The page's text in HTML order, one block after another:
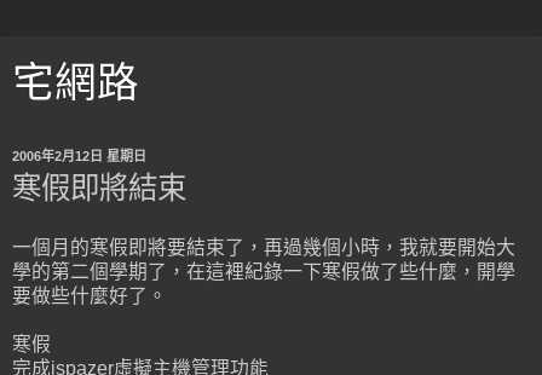
宅網路
2006年2月12日 星期日
寒假即將結束
一個月的寒假即將要結束了，再過幾個小時，我就要開始大
學的第二個學期了，在這裡紀錄一下寒假做了些什麼，開學
要做些什麼好了。
寒假
完成ispazer虛擬主機管理功能